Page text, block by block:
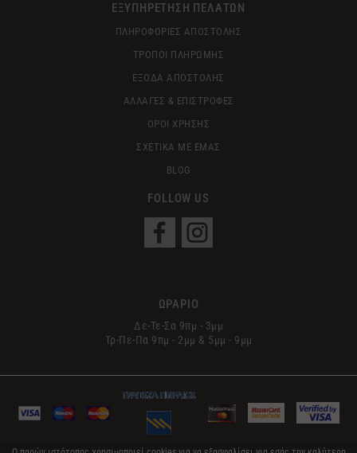
ΕΞΥΠΗΡΕΤΗΣΗ ΠΕΛΑΤΩΝ
ΠΛΗΡΟΦΟΡΙΕΣ ΑΠΟΣΤΟΛΗΣ
ΤΡΟΠΟΙ ΠΛΗΡΩΜΗΣ
ΕΞΟΔΑ ΑΠΟΣΤΟΛΗΣ
ΑΛΛΑΓΕΣ & ΕΠΙΣΤΡΟΦΕΣ
ΟΡΟΙ ΧΡΗΣΗΣ
ΣΧΕΤΙΚΑ ΜΕ ΕΜΑΣ
BLOG
FOLLOW US
ΩΡΑΡΙΟ
Δε-Τε-Σα 9πμ - 3μμ
Τρ-Πε-Πα 9πμ - 2μμ & 5μμ - 9μμ